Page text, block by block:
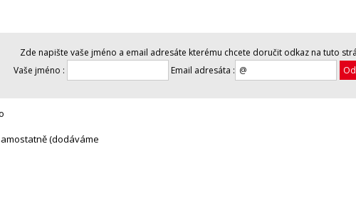
Zde napište vaše jméno a email adresáte kterému chcete doručit odkaz na tuto
Vaše jméno :
Email adresáta :
(dodáváme